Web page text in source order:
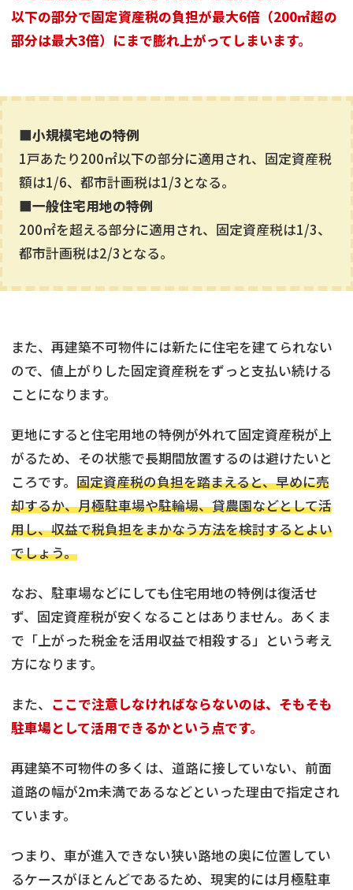
以下の部分で固定資産税の負担が最大6倍（200㎡超の
部分は最大3倍）にまで膨れ上がってしまいます。
■小規模宅地の特例
1戸あたり200㎡以下の部分に適用され、固定資産税
額は1/6、都市計画税は1/3となる。
■一般住宅用地の特例
200㎡を超える部分に適用され、固定資産税は1/3、
都市計画税は2/3となる。
また、再建築不可物件には新たに住宅を建てられない
ので、値上がりした固定資産税をずっと支払い続ける
ことになります。
更地にすると住宅用地の特例が外れて固定資産税が上
がるため、その状態で長期間放置するのは避けたいと
ころです。 固定資産税の負担を踏まえると、早めに売
却するか、月極駐車場や駐輪場、貸農園などとして活
用し、収益で税負担をまかなう方法を検討するとよい
でしょう。
なお、駐車場などにしても住宅用地の特例は復活せ
ず、固定資産税が安くなることはありません。あくま
で「上がった税金を活用収益で相殺する」という考え
方になります。
また、 ここで注意しなければならないのは、そもそも
駐車場として活用できるかという点です。
再建築不可物件の多くは、道路に接していない、前面
道路の幅が2m未満であるなどといった理由で指定され
ています。
つまり、車が進入できない狭い路地の奥に位置してい
るケースがほとんどであるため、現実的には月極駐車